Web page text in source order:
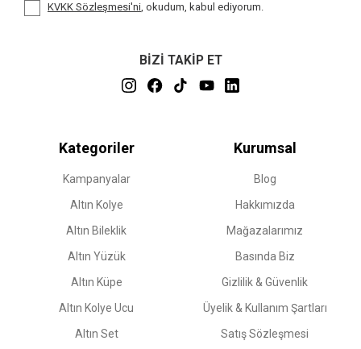
KVKK Sözleşmesi'ni, okudum, kabul ediyorum.
BİZİ TAKİP ET
Kategoriler
Kampanyalar
Altın Kolye
Altın Bileklik
Altın Yüzük
Altın Küpe
Altın Kolye Ucu
Altın Set
Kurumsal
Blog
Hakkımızda
Mağazalarımız
Basında Biz
Gizlilik & Güvenlik
Üyelik & Kullanım Şartları
Satış Sözleşmesi